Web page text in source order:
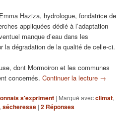
Haziza, hydrologue, fondatrice de
appliquées dédié à l’adaptation
manque d’eau dans les
la dégradation de la qualité de celle-ci.
dont Mormoiron et les communes
concernés.Continuer la lecture →
s'expriment | Marqué avecclimat,
,sécheresse |2 Réponses